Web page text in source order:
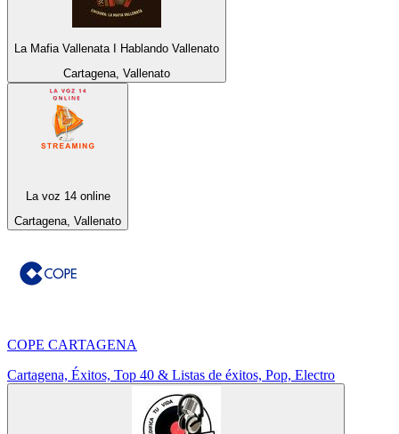
La Mafia Vallenata I Hablando Vallenato
Cartagena, Vallenato
La voz 14 online
Cartagena, Vallenato
COPE CARTAGENA
Cartagena, Éxitos, Top 40 & Listas de éxitos, Pop, Electro